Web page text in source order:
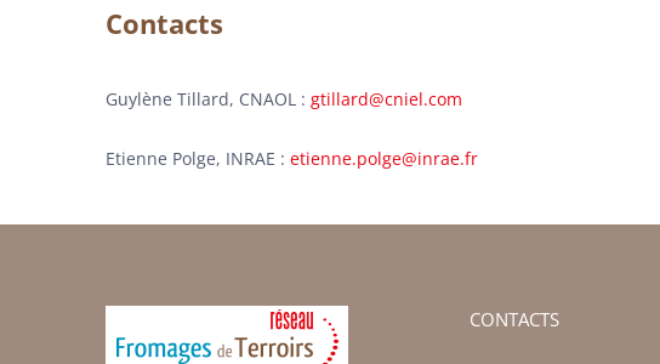
Contacts
Guylène Tillard, CNAOL : gtillard@cniel.com
Etienne Polge, INRAE : etienne.polge@inrae.fr
CONTACTS